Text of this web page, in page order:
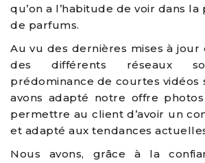
qu’on a l’habitude de voir dans
de parfums.
Au vu des dernières mises à jour
des différents réseaux
prédominance de courtes vidéos
avons adapté notre offre
permettre au client d’avoir un
et adapté aux tendances
Nous avons, grâce à la